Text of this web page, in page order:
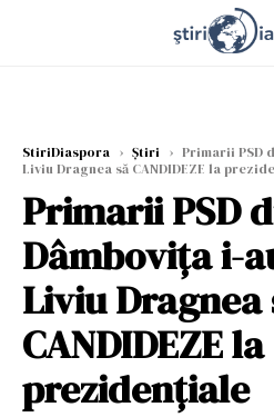
StiriDiaspora › Știri › Primarii PSD
Liviu Dragnea să CANDIDEZE la
Primarii PSD
Dâmboviţa i-
Liviu Dragnea
CANDIDEZE la
prezidențiale